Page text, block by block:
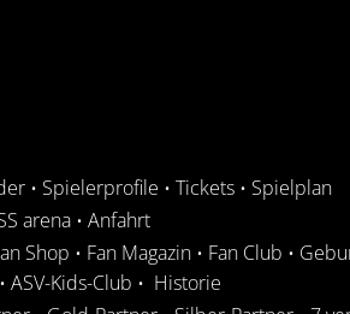
• Spielerprofile • Tickets • Spielplan
arena • Anfahrt
Shop • Fan Magazin • Fan Club •
• ASV-Kids-Club • Historie